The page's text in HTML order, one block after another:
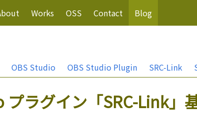
Works OSS Contact Blog
OBS Studio OBS Studio Plugin SRC-Link
プラグイン「SRC-Link」